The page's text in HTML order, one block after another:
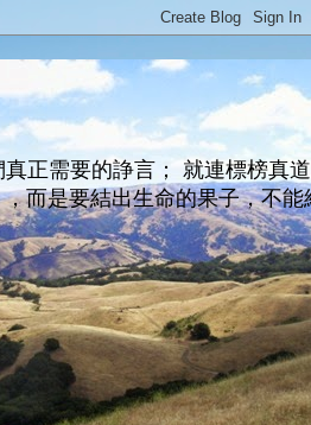
正需要的諍言； 就連標榜真
而是要結出生命的果子，不能